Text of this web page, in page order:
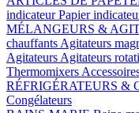
indicateurPapier
MÉLANGEURS &
chauffants Agitateurs
Agitateurs Agitateurs
Thermomixers
RÉFRIGÉRATEURS &
Congélateurs